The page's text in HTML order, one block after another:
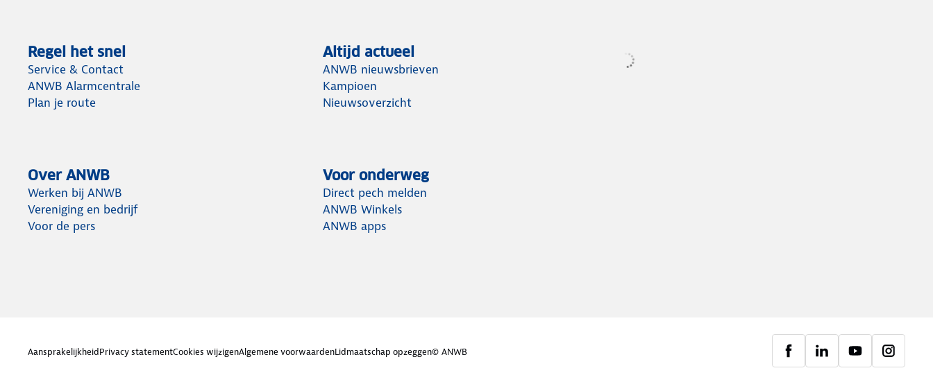
Regel het snel
Service & Contact
ANWB Alarmcentrale
Plan je route
Altijd actueel
ANWB nieuwsbrieven
Kampioen
Nieuwsoverzicht
Over ANWB
Werken bij ANWB
Vereniging en bedrijf
Voor de pers
Voor onderweg
Direct pech melden
ANWB Winkels
ANWB apps
AansprakelijkheidPrivacy statementCookies wijzigenAlgemene voorwaardenLidmaatschap opzeggen© ANWB